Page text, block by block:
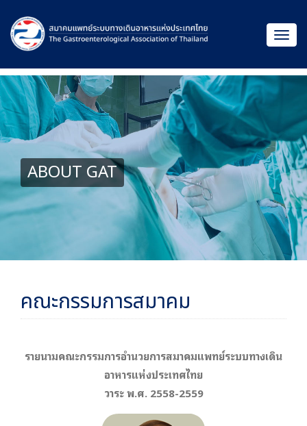
ABOUT GAT
คณะกรรมการสมาคม
รายนามคณะกรรมการอำนวยการสมาคมแพทย์ระบบทางเดิน
อาหารแห่งประเทศไทย
วาระ พ.ศ. 2558-2559